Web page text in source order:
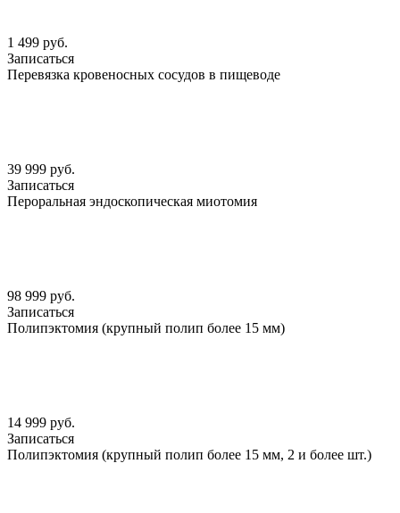
1 499 руб.
Записаться
Перевязка кровеносных сосудов в пищеводе
39 999 руб.
Записаться
Пероральная эндоскопическая миотомия
98 999 руб.
Записаться
Полипэктомия (крупный полип более 15 мм)
14 999 руб.
Записаться
Полипэктомия (крупный полип более 15 мм, 2 и более шт.)